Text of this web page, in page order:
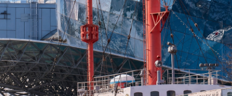
ЭКСКУРСИИ